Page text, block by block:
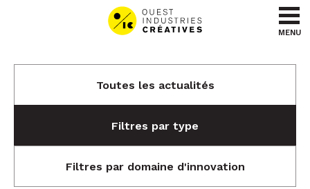
Aller au menu
Aller au contenu
MENU
Toutes les actualités
Filtres par type
Filtres par domaine d'innovation